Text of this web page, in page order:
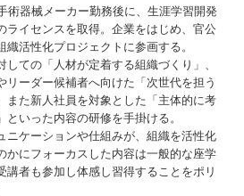
術器械メーカー勤務後に、生涯学習開発
ライセンスを取得。企業をはじめ、官公
織活性化プロジェクトに参画する。
しての「人材が定着する組織づくり」、
リーダー候補者へ向けた「次世代を担う
また新人社員を対象とした「主体的に考
といった内容の研修を手掛ける。
ニケーションや仕組みが、組織を活性化
かにフォーカスした内容は一般的な座学
講者も参加し体感し習得することをポリ